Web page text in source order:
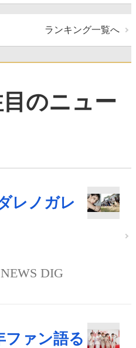
ランキング一覧へ
のニュー
レノガレ
DIG
ファン語る